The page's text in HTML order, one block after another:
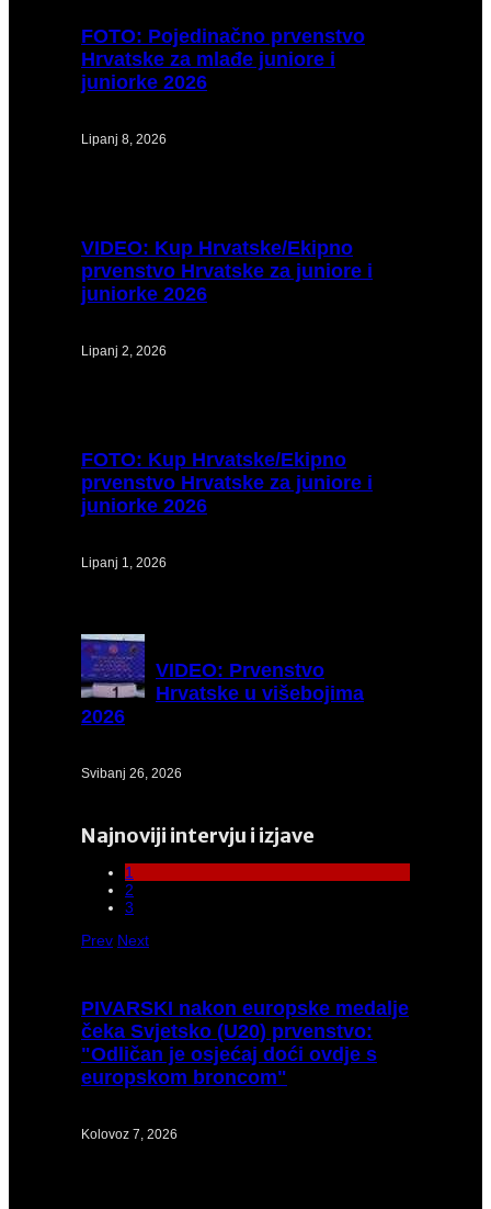
FOTO: Pojedinačno prvenstvo
Hrvatske za mlađe juniore i
juniorke 2026
Lipanj 8, 2026
VIDEO: Kup Hrvatske/Ekipno
prvenstvo Hrvatske za juniore i
juniorke 2026
Lipanj 2, 2026
FOTO: Kup Hrvatske/Ekipno
prvenstvo Hrvatske za juniore i
juniorke 2026
Lipanj 1, 2026
VIDEO: Prvenstvo
Hrvatske u višebojima
2026
Svibanj 26, 2026
Najnoviji intervju i izjave
1
2
3
Prev Next
PIVARSKI nakon europske medalje
čeka Svjetsko (U20) prvenstvo:
"Odličan je osjećaj doći ovdje s
europskom broncom"
Kolovoz 7, 2026